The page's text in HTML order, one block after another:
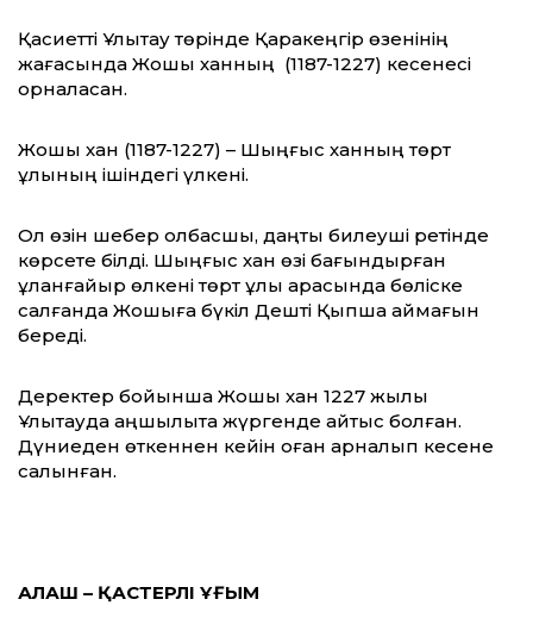
Қасиетті Ұлытау төрінде Қаракеңгір өзенінің
жағасында Жошы ханның (1187-1227) кесенесі
орналасқан.
Жошы хан (1187-1227) – Шыңғыс ханның төрт
ұлының ішіндегі үлкені.
Ол өзін шебер қолбасшы, даңқты билеуші ретінде
көрсете білді. Шыңғыс хан өзі бағындырған
ұланғайыр өлкені төрт ұлы арасында бөліске
салғанда Жошыға бүкіл Дешті Қыпшақ аймағын
береді.
Деректер бойынша Жошы хан 1227 жылы
Ұлытауда аңшылықта жүргенде қайтыс болған.
Дүниеден өткеннен кейін оған арналып кесене
салынған.
АЛАШ – ҚАСТЕРЛІ ҰҒЫМ